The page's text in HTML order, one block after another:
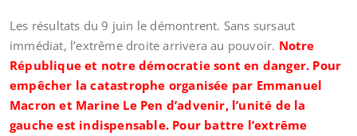
Les résultats du 9 juin le démontrent. Sans sursaut
immédiat, l’extrême droite arrivera au pouvoir. Notre
République et notre démocratie sont en danger. Pour
empêcher la catastrophe organisée par Emmanuel
Macron et Marine Le Pen d’advenir, l’unité de la
gauche est indispensable. Pour battre l’extrême